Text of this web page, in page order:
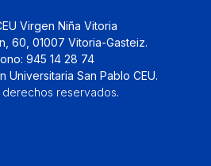
Virgen Niña Vitoria
60, 01007 Vitoria-Gasteiz.
945 14 28 74
Universitaria San Pablo CEU.
reservados.